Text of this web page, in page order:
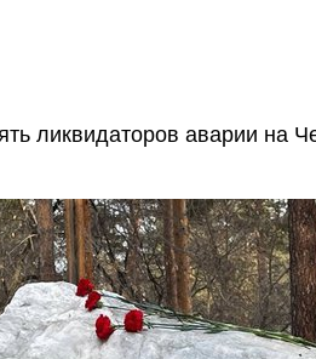
ликвидаторов аварии на